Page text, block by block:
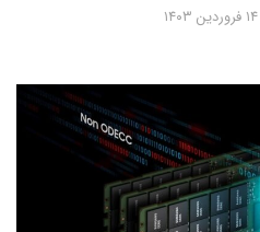
۱۴ فروردین ۱۴۰۳